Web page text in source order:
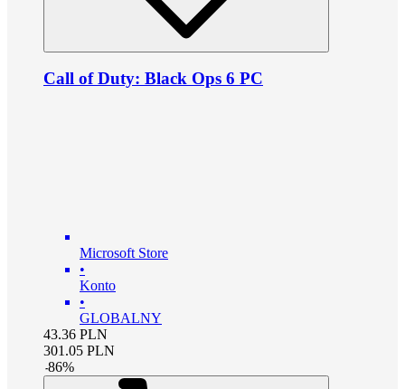
Call of Duty: Black Ops 6 PC
Microsoft Store
•
Konto
•
GLOBALNY
43.36 PLN
301.05 PLN
-86%